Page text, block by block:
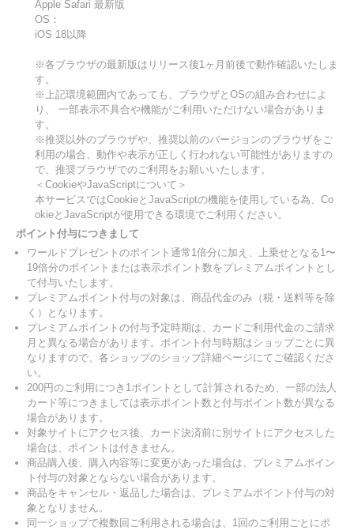
Apple Safari 最新版
OS：
iOS 18以降
※各ブラウザの最新版はリリース後1ヶ月前後で動作確認いたしま
す。
※上記環境範囲内であっても、ブラウザとOSの組み合わせによ
り、 一部表示不具合や機能がご利用いただけない場合がありま
す。
※推奨以外のブラウザや、推奨以前のバージョンのブラウザをご
利用の場合、動作や表示が正しく行われない可能性がありますの
で、推奨ブラウザでのご利用をお願いいたします。
＜CookieやJavaScriptについて＞
本サービスではCookieとJavaScriptの機能を使用している為、Co
okieとJavaScriptが使用できる環境でご利用ください。
ポイント付与につきまして
ワールドプレゼントのポイント通常1倍分に加え、上乗せとなる1〜
19倍分のポイントまたは表示ポイント数をプレミアムポイントとし
て付与いたします。
プレミアムポイント付与の対象は、商品代金のみ（税・送料等を除
く）となります。
プレミアムポイントの付与予定時期は、カードご利用代金のご請求
月と異なる場合があります。ポイント付与時期はショップごとに異
なりますので、各ショップのショップ詳細ページにてご確認くださ
い。
200円のご利用につき1ポイントとして計算されるため、一部の法人
カード等につきましては表示ポイント数と付与ポイント数が異なる
場合があります。
対象サイトにアクセス後、カード決済前に別サイトにアクセスした
場合は、ポイントは付きません。
商品購入後、購入内容等に変更があった場合は、プレミアムポイン
ト付与の対象とならない場合があります。
商品をキャンセル・返品した場合は、プレミアムポイント付与の対
象となりません。
同一ショップで複数回ご利用される場合は、1回のご利用ごとにポ